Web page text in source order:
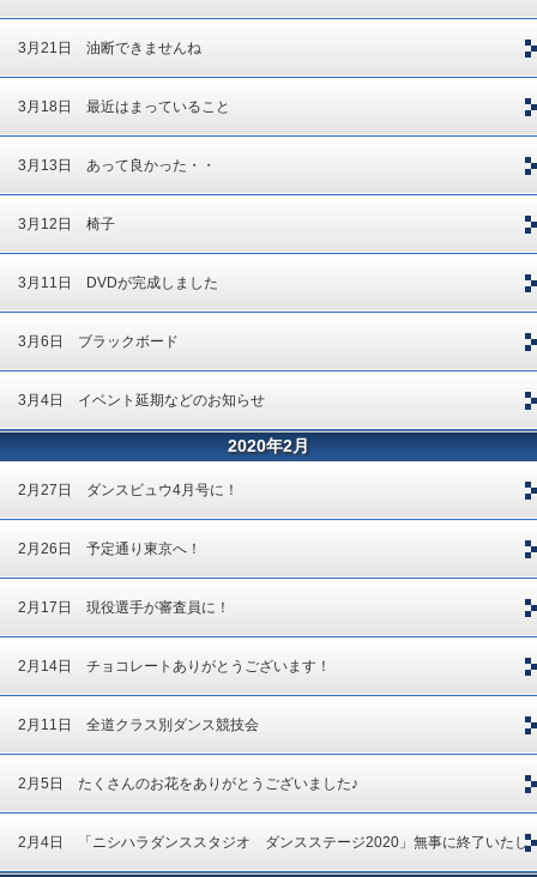
3月21日 油断できませんね
3月18日 最近はまっていること
3月13日 あって良かった・・
3月12日 椅子
3月11日 DVDが完成しました
3月6日 ブラックボード
3月4日 イベント延期などのお知らせ
2020年2月
2月27日 ダンスビュウ4月号に！
2月26日 予定通り東京へ！
2月17日 現役選手が審査員に！
2月14日 チョコレートありがとうございます！
2月11日 全道クラス別ダンス競技会
2月5日 たくさんのお花をありがとうございました♪
2月4日 「ニシハラダンススタジオ ダンスステージ2020」無事に終了いたし